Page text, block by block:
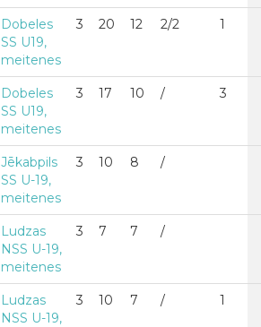
Dobeles
SS U19,
meitenes
3 20 12 2/2 1
Dobeles
SS U19,
meitenes
3 17 10 / 3
Jēkabpils
SS U-19,
meitenes
3 10 8 /
Ludzas
NSS U-19,
meitenes
3 7 7 /
Ludzas
NSS U-19,
3 10 7 / 1